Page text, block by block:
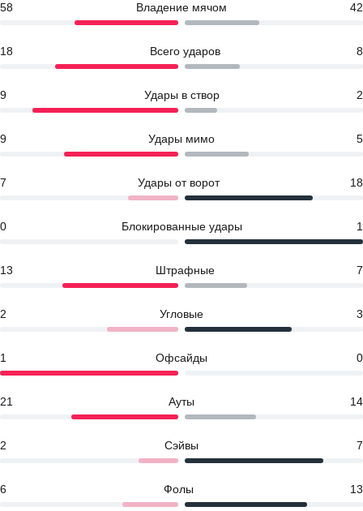
58 Владение мячом 42
18 Всего ударов 8
9 Удары в створ 2
9 Удары мимо 5
7 Удары от ворот 18
0 Блокированные удары 1
13 Штрафные 7
2 Угловые 3
1 Офсайды 0
21 Ауты 14
2 Сэйвы 7
6 Фолы 13